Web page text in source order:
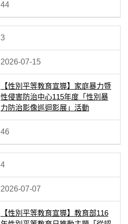
44
3
2026-07-15
【性別平等教育宣導】家庭暴力暨
性侵害防治中心115年度「性別暴
力防治影像巡迴影展」活動
46
4
2026-07-07
【性別平等教育宣導】教育部116